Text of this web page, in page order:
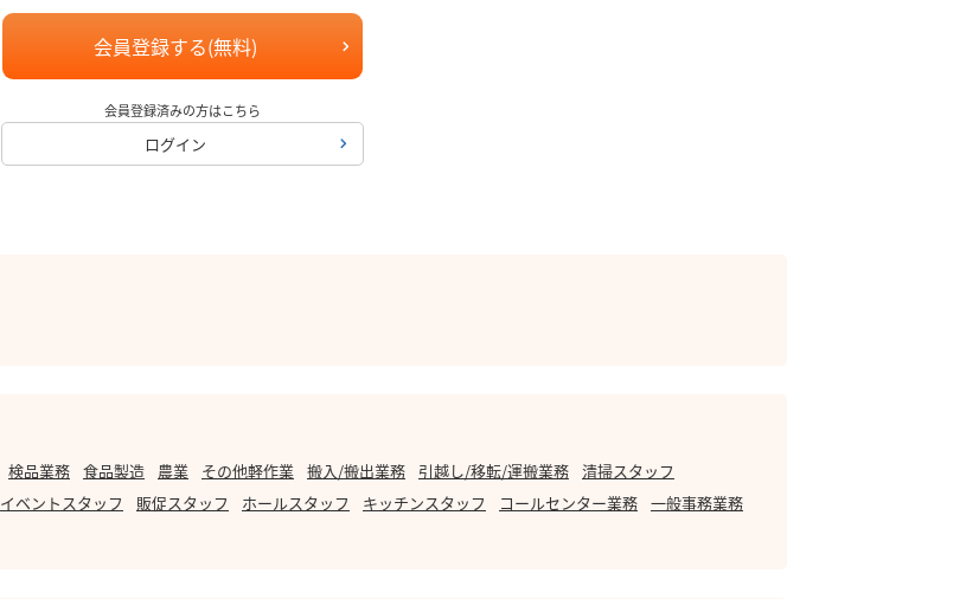
会員登録する(無料)
会員登録済みの方はこちら
ログイン
検品業務 食品製造 農業 その他軽作業 搬入/搬出業務 引越し/移転/運搬業務 清掃スタッフ
イベントスタッフ 販促スタッフ ホールスタッフ キッチンスタッフ コールセンター業務 一般事務業務